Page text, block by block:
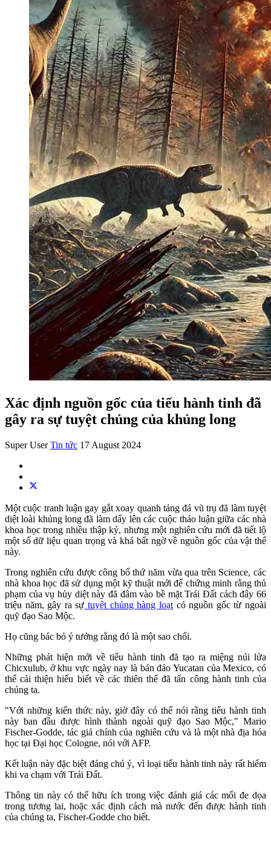
Xác định nguồn gốc của tiểu hành tinh đã
gây ra sự tuyệt chủng của khủng long
Super User Tin tức 17 August 2024
Một cuộc tranh luận gay gắt xoay quanh tảng đá vũ trụ đã làm tuyệt
diệt loài khủng long đã làm dấy lên các cuộc thảo luận giữa các nhà
khoa học trong nhiều thập kỷ, nhưng một nghiên cứu mới đã tiết lộ
một số dữ liệu quan trọng và khá bất ngờ về nguồn gốc của vật thể
này.
Trong nghiên cứu được công bố thứ năm vừa qua trên Science, các
nhà khoa học đã sử dụng một kỹ thuật mới để chứng minh rằng thủ
phạm của vụ hủy diệt này đã đâm vào bề mặt Trái Đất cách đây 66
triệu năm, gây ra sự tuyệt chủng hàng loạtcó nguồn gốc từ ngoài
quỹ đạo Sao Mộc.
Họ cũng bác bỏ ý tưởng rằng đó là một sao chổi.
Những phát hiện mới về tiểu hành tinh đã tạo ra miệng núi lửa
Chicxulub, ở khu vực ngày nay là bán đảo Yucatan của Mexico, có
thể cải thiện hiểu biết về các thiên thể đã tấn công hành tinh của
chúng ta.
"Với những kiến thức này, giờ đây có thể nói rằng tiểu hành tinh
này ban đầu được hình thành ngoài quỹ đạo Sao Mộc," Mario
Fischer-Godde, tác giả chính của nghiên cứu và là một nhà địa hóa
học tại Đại học Cologne, nói với AFP.
Kết luận này đặc biệt đáng chú ý, vì loại tiểu hành tinh này rất hiếm
khi va chạm với Trái Đất.
Thông tin này có thể hữu ích trong việc đánh giá các mối đe dọa
trong tương lai, hoặc xác định cách mà nước đến được hành tinh
của chúng ta, Fischer-Godde cho biết.